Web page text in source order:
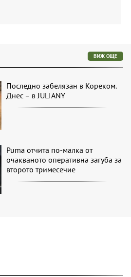
ВИЖ ОЩЕ
Последно забелязан в Кореком.
Днес – в JULIANY
Puma отчита по-малка от
очакваното оперативна загуба за
второто тримесечие